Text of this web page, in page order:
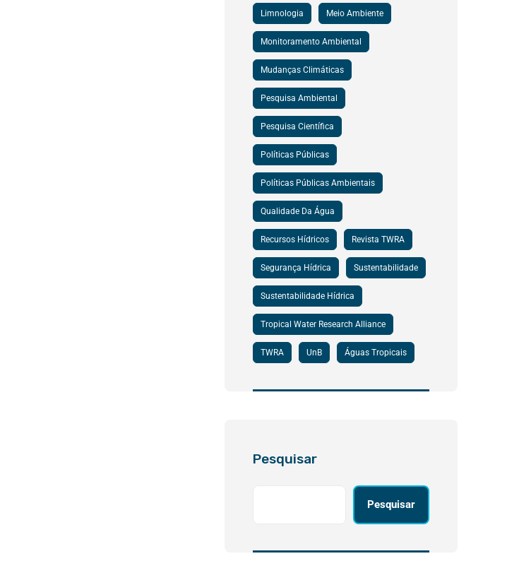
Limnologia Meio Ambiente
Monitoramento Ambiental
Mudanças Climáticas
Pesquisa Ambiental
Pesquisa Científica
Políticas Públicas
Políticas Públicas Ambientais
Qualidade Da Água
Recursos Hídricos Revista TWRA
Segurança Hídrica Sustentabilidade
Sustentabilidade Hídrica
Tropical Water Research Alliance
TWRA UnB Águas Tropicais
Pesquisar
Pesquisar